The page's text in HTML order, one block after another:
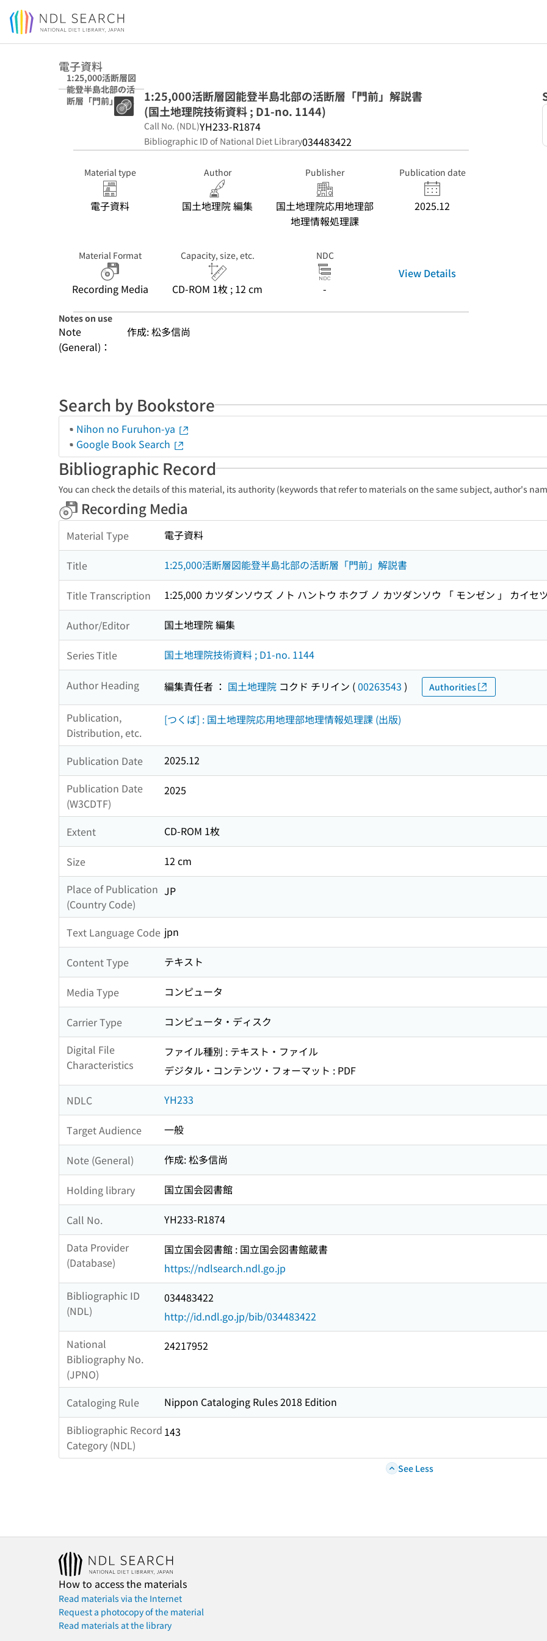
Jump to main content
電子資料
1:25,000活断層図
能登半島北部の活
断層「門前」解説
書 (国土地理院技
1:25,000活断層図能登半島北部の活断層「門前」解説書
(国土地理院技術資料 ; D1-no. 1144)
Call No. (NDL)YH233-R1874
Bibliographic ID of National Diet Library034483422
Material type
電子資料
Author
国土地理院 編集
Publisher
国土地理院応用地理部
地理情報処理課
Publication date
2025.12
Material Format
Recording Media
Capacity, size, etc.
CD-ROM 1枚 ; 12 cm
NDC
-
View Details
Notes on use
Note
(General)：
作成: 松多信尚
Search by Bookstore
Nihon no Furuhon-ya
Google Book Search
Bibliographic Record
You can check the details of this material, its authority (keywords that refer to materials on the same subject, author's
Recording Media
Material Type 電子資料
Title 1:25,000活断層図能登半島北部の活断層「門前」解説書
Title Transcription 1:25,000 カツダンソウズ ノト ハントウ ホクブ ノ カツダンソウ 「 モンゼン 」 カイセ
Author/Editor 国土地理院 編集
Series Title 国土地理院技術資料 ; D1-no. 1144
Author Heading 編集責任者 ： 国土地理院 コクド チリイン (00263543 ) Authorities
Publication,
Distribution, etc.
[つくば] : 国土地理院応用地理部地理情報処理課 (出版)
Publication Date
2025.12
Publication Date
(W3CDTF)
2025
Extent CD-ROM 1枚
Size
12 cm
Place of Publication
(Country Code)
JP
Text Language Code jpn
Content Type テキスト
Media Type コンピュータ
Carrier Type
コンピュータ・ディスク
Digital File
Characteristics
ファイル種別 : テキスト・ファイル
デジタル・コンテンツ・フォーマット : PDF
NDLC YH233
Target Audience 一般
Note (General) 作成: 松多信尚
Holding library 国立国会図書館
Call No.
YH233-R1874
Data Provider
(Database)
国立国会図書館 : 国立国会図書館蔵書
https://ndlsearch.ndl.go.jp
Bibliographic ID
(NDL)
034483422
http://id.ndl.go.jp/bib/034483422
National
Bibliography No.
(JPNO)
24217952
Cataloging Rule
Nippon Cataloging Rules 2018 Edition
Bibliographic Record
Category (NDL)
143
See Less
How to access the materials
Read materials via the Internet
Request a photocopy of the material
Read materials at the library